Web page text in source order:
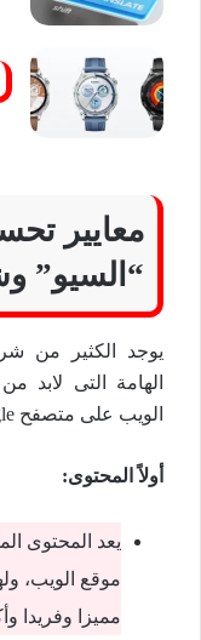
معايير
“السيو”
يوجد الكثير من
الهامة التى
الويب على متصفح Google، من أبرزها ما يلي:
أولاً المحتوى:
يعد المحتوى
موقع الويب،
مميزا وفريدا